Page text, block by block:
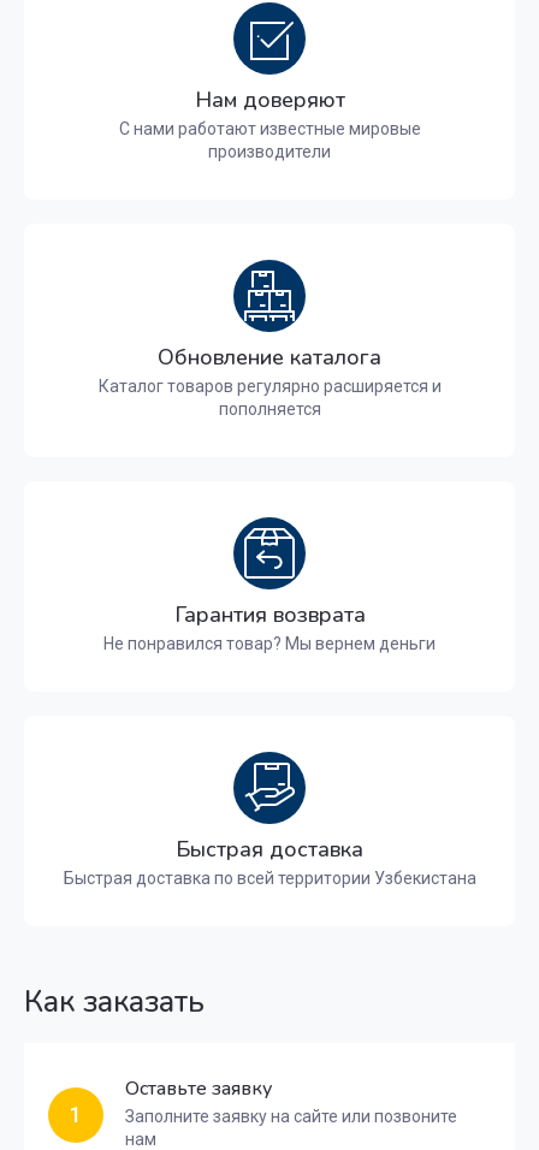
Нам доверяют
С нами работают известные мировые
производители
Обновление каталога
Каталог товаров регулярно расширяется и
пополняется
Гарантия возврата
Не понравился товар? Мы вернем деньги
Быстрая доставка
Быстрая доставка по всей территории Узбекистана
Как заказать
1
Оставьте заявку
Заполните заявку на сайте или позвоните
нам